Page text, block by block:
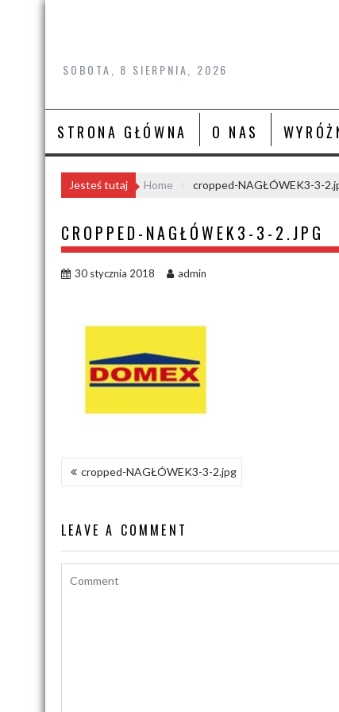
Skip
SOBOTA, 8 SIERPNIA, 2026
STRONA GŁÓWNA O NAS
Jesteś tutaj Home cropped-NAGŁÓWEK3-3-
CROPPED-NAGŁÓWEK3-3-2.JPG
30 stycznia 2018 admin
NAWIGACJA
cropped-NAGŁÓWEK3-3-2.jpg
LEAVE A COMMENT